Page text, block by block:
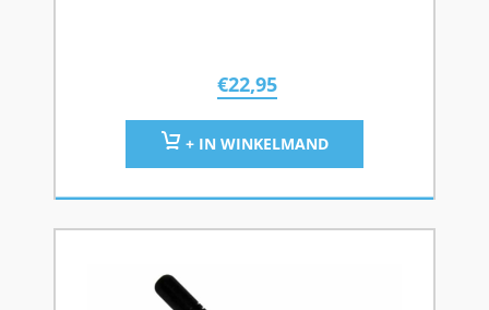
€22,95
+ IN WINKELMAND